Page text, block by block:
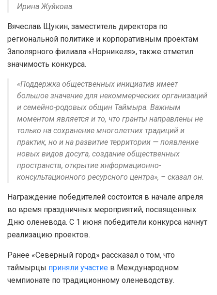
Ирина Жуйкова.
Вячеслав Щукин, заместитель директора по
региональной политике и корпоративным проектам
Заполярного филиала «Норникеля», также отметил
значимость конкурса.
«Поддержка общественных инициатив имеет
большое значение для некоммерческих организаций
и семейно-родовых общин Таймыра. Важным
моментом является и то, что гранты направлены не
только на сохранение многолетних традиций и
практик, но и на развитие территории — появление
новых видов досуга, создание общественных
пространств, открытие информационно-
консультационного ресурсного центра», – сказал он.
Награждение победителей состоится в начале апреля
во время праздничных мероприятий, посвященных
Дню оленевода. С 1 июня победители конкурса начнут
реализацию проектов.
Ранее «Северный город» рассказал о том, что
таймырцы приняли участие в Международном
чемпионате по традиционному оленеводству.